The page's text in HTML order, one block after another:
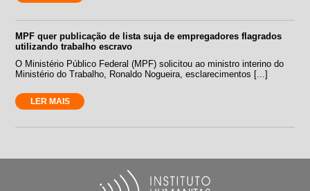
MPF quer publicação de lista suja de empregadores flagrados
utilizando trabalho escravo
O Ministério Público Federal (MPF) solicitou ao ministro interino do
Ministério do Trabalho, Ronaldo Nogueira, esclarecimentos [...]
LER MAIS